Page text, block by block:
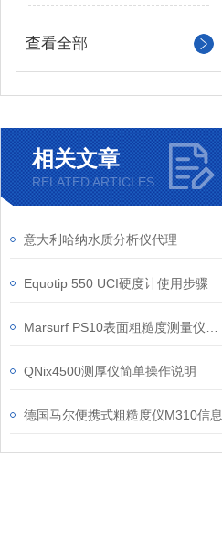
查看全部
相关文章
RELATED ARTICLES
意大利哈纳水质分析仪代理
Equotip 550 UCI硬度计使用步骤
QNix4500测厚仪简单操作说明
德国马尔便携式粗糙度仪M310信息